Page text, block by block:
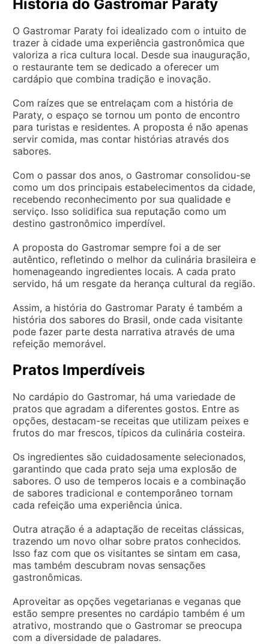
História do Gastromar Paraty
O Gastromar Paraty foi idealizado com o intuito de
trazer à cidade uma experiência gastronômica que
valoriza a rica cultura local. Desde sua inauguração,
o restaurante tem se dedicado a oferecer um
cardápio que combina tradição e inovação.
Com raízes que se entrelaçam com a história de
Paraty, o espaço se tornou um ponto de encontro
para turistas e residentes. A proposta é não apenas
servir comida, mas contar histórias através dos
sabores.
Com o passar dos anos, o Gastromar consolidou-se
como um dos principais estabelecimentos da cidade,
recebendo reconhecimento por sua qualidade e
serviço. Isso solidifica sua reputação como um
destino gastronômico imperdível.
A proposta do Gastromar sempre foi a de ser
autêntico, refletindo o melhor da culinária brasileira e
homenageando ingredientes locais. A cada prato
servido, há um resgate da herança cultural da região.
Assim, a história do Gastromar Paraty é também a
história dos sabores do Brasil, onde cada visitante
pode fazer parte desta narrativa através de uma
refeição memorável.
Pratos Imperdíveis
No cardápio do Gastromar, há uma variedade de
pratos que agradam a diferentes gostos. Entre as
opções, destacam-se receitas que utilizam peixes e
frutos do mar frescos, típicos da culinária costeira.
Os ingredientes são cuidadosamente selecionados,
garantindo que cada prato seja uma explosão de
sabores. O uso de temperos locais e a combinação
de sabores tradicional e contemporâneo tornam
cada refeição uma experiência única.
Outra atração é a adaptação de receitas clássicas,
trazendo um novo olhar sobre pratos conhecidos.
Isso faz com que os visitantes se sintam em casa,
mas também descubram novas sensações
gastronômicas.
Aproveitar as opções vegetarianas e veganas que
estão sempre presentes no cardápio também é um
atrativo, mostrando que o Gastromar se preocupa
com a diversidade de paladares.